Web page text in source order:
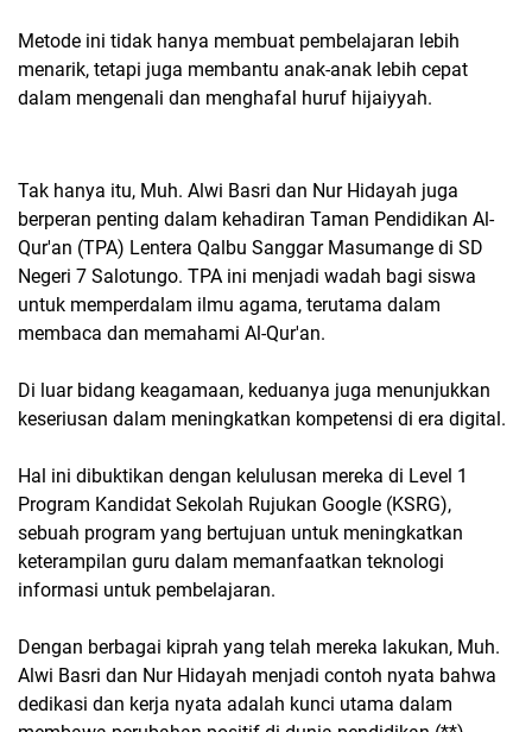
Metode ini tidak hanya membuat pembelajaran lebih
menarik, tetapi juga membantu anak-anak lebih cepat
dalam mengenali dan menghafal huruf hijaiyyah.
Tak hanya itu, Muh. Alwi Basri dan Nur Hidayah juga
berperan penting dalam kehadiran Taman Pendidikan Al-
Qur'an (TPA) Lentera Qalbu Sanggar Masumange di SD
Negeri 7 Salotungo. TPA ini menjadi wadah bagi siswa
untuk memperdalam ilmu agama, terutama dalam
membaca dan memahami Al-Qur'an.
Di luar bidang keagamaan, keduanya juga menunjukkan
keseriusan dalam meningkatkan kompetensi di era digital.
Hal ini dibuktikan dengan kelulusan mereka di Level 1
Program Kandidat Sekolah Rujukan Google (KSRG),
sebuah program yang bertujuan untuk meningkatkan
keterampilan guru dalam memanfaatkan teknologi
informasi untuk pembelajaran.
Dengan berbagai kiprah yang telah mereka lakukan, Muh.
Alwi Basri dan Nur Hidayah menjadi contoh nyata bahwa
dedikasi dan kerja nyata adalah kunci utama dalam